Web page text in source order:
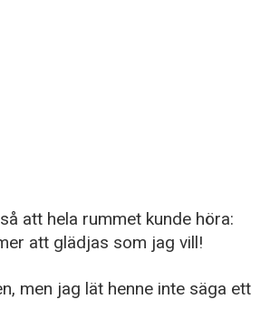
att hela rummet kunde höra:
att glädjas som jag vill!
men jag lät henne inte säga ett